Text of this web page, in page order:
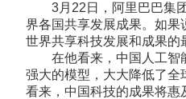
3月22日，阿里巴巴集团
界各国共享发展成果。如果
世界共享科技发展和成果的
在他看来，中国人工智能
强大的模型，大大降低了
看来，中国科技的成果将惠